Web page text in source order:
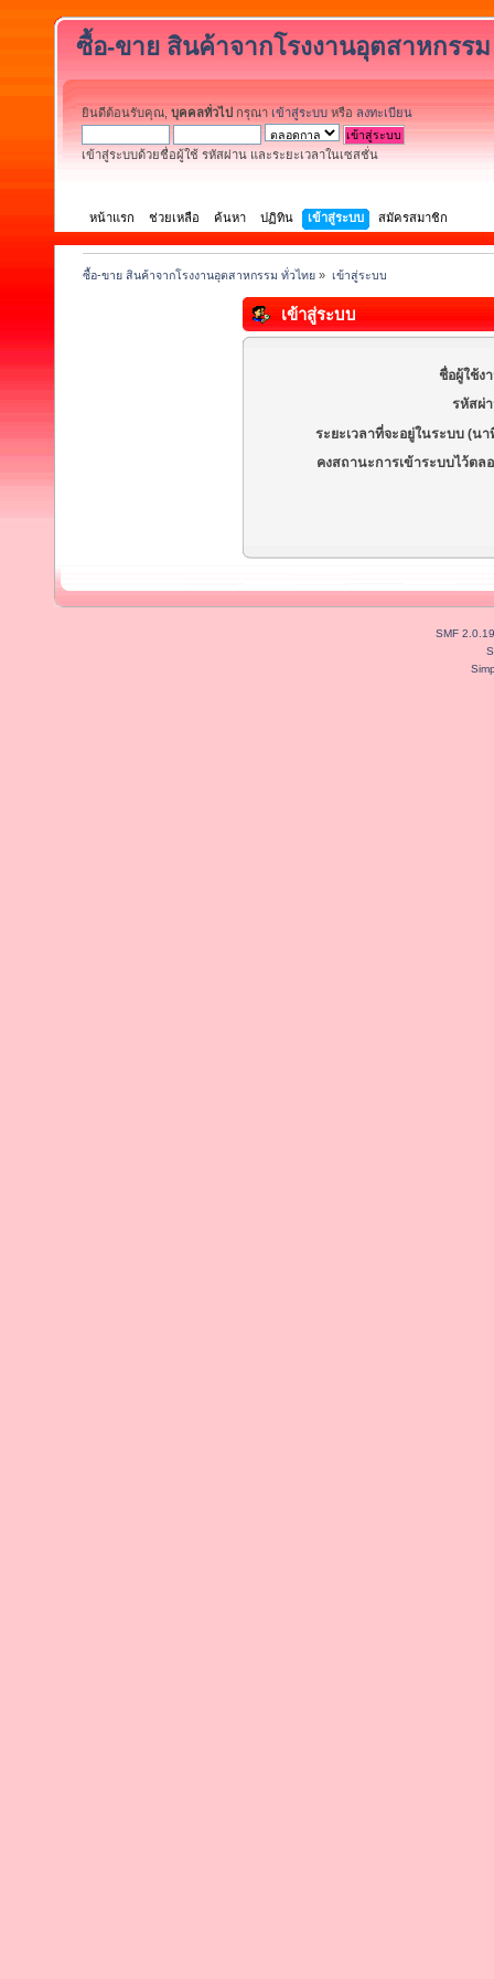
ซื้อ-ขาย สินค้าจากโรงงานอุตสาหกรร
ยินดีต้อนรับคุณ, บุคคลทั่วไป กรุณา เข้าสู่ระบบ หรือ ลงทะเบียน
เข้าสู่ระบบด้วยชื่อผู้ใช้ รหัสผ่าน และระยะเวลาในเซสชั่น
หน้าแรก ช่วยเหลือ ค้นหา ปฏิทิน เข้าสู่ระบบ สมัครสมาชิก
ซื้อ-ขาย สินค้าจากโรงงานอุตสาหกรรม ทั่วไทย » เข้าสู่ระบบ
เข้าสู่ระบบ
ชื่อผู้ใช้ง
รหัสผ่
ระยะเวลาที่จะอยู่ในระบบ (นา
คงสถานะการเข้าระบบไว้ตล
SMF 2.0.19